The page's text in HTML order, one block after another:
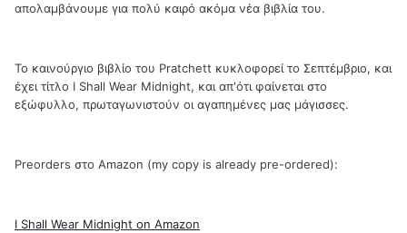
απολαμβάνουμε για πολύ καιρό ακόμα νέα βιβλία του.
Το καινούργιο βιβλίο του Pratchett κυκλοφορεί το Σεπτέμβριο, και
έχει τίτλο I Shall Wear Midnight, και απ'ότι φαίνεται στο
εξώφυλλο, πρωταγωνιστούν οι αγαπημένες μας μάγισσες.
Preorders στο Amazon (my copy is already pre-ordered):
I Shall Wear Midnight on Amazon